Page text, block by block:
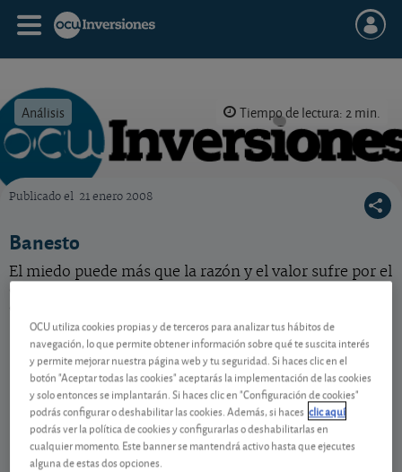
Análisis Tiempo de lectura: 2 min.
Publicado el 21 enero 2008
Banesto
El miedo puede más que la razón y el valor sufre por el
Contenido reservado a SOCIOS
Gestiona tu dinero con visión
experta
OCU utiliza cookies propias y de terceros para analizar tus hábitos de
navegación, lo que permite obtener información sobre qué te suscita interés
y permite mejorar nuestra página web y tu seguridad. Si haces clic en el
botón "Aceptar todas las cookies" aceptarás la implementación de las cookies
y solo entonces se implantarán. Si haces clic en "Configuración de cookies"
podrás configurar o deshabilitar las cookies. Además, si haces clic aquí
podrás ver la política de cookies y configurarlas o deshabilitarlas en
cualquier momento. Este banner se mantendrá activo hasta que ejecutes
alguna de estas dos opciones.